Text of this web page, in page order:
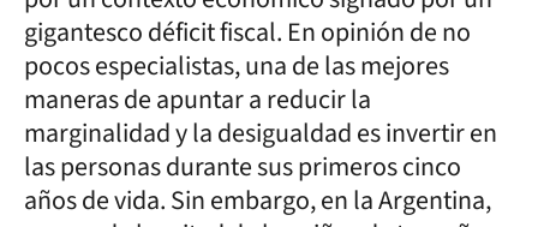
gigantesco déficit fiscal. En opinión de no
pocos especialistas, una de las mejores
maneras de apuntar a reducir la
marginalidad y la desigualdad es invertir en
las personas durante sus primeros cinco
años de vida. Sin embargo, en la Argentina,